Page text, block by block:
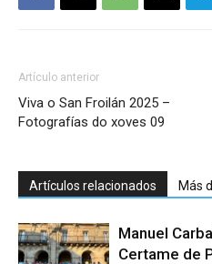
Artículo anterior
Viva o San Froilán 2025 –
Fotografías do xoves 09
Artículos relacionados Más
Manuel
Certame de